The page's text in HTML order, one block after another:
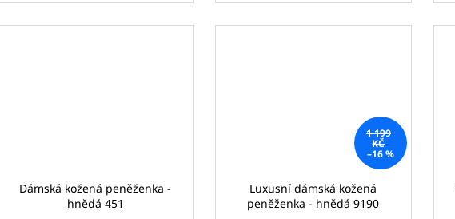
Dámská kožená peněženka -
hnědá 451
1 199
KČ
–16 %
Luxusní dámská kožená
peněženka - hnědá 9190